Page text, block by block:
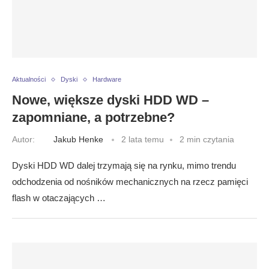
Aktualności Dyski Hardware
Nowe, większe dyski HDD WD –
zapomniane, a potrzebne?
Autor: Jakub Henke 2 lata temu 2 min czytania
Dyski HDD WD dalej trzymają się na rynku, mimo trendu
odchodzenia od nośników mechanicznych na rzecz pamięci
flash w otaczających …